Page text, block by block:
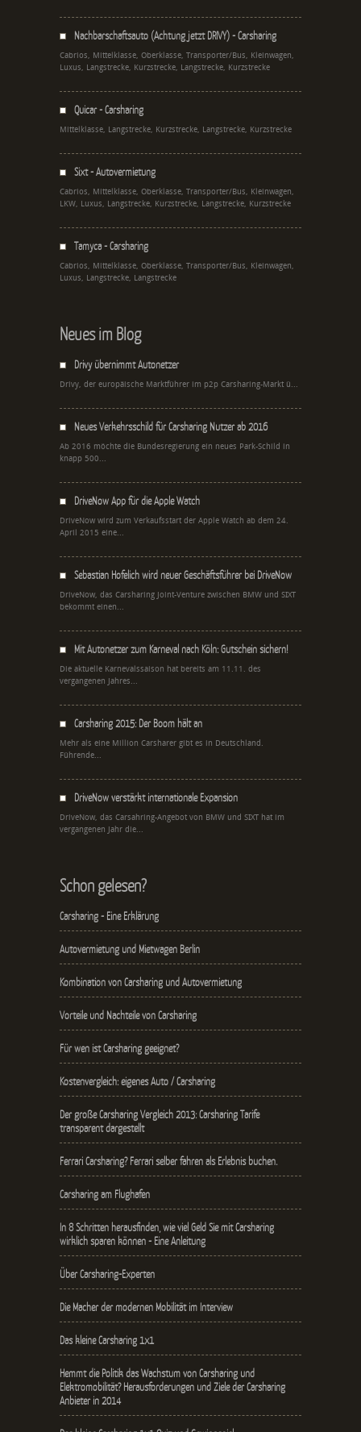
Nachbarschaftsauto (Achtung jetzt DRIVY) - Carsharing
Cabrios, Mittelklasse, Oberklasse, Transporter/Bus, Kleinwagen,
Luxus, Langstrecke, Kurzstrecke, Langstrecke, Kurzstrecke
Quicar - Carsharing
Mittelklasse, Langstrecke, Kurzstrecke, Langstrecke, Kurzstrecke
Sixt - Autovermietung
Cabrios, Mittelklasse, Oberklasse, Transporter/Bus, Kleinwagen,
LKW, Luxus, Langstrecke, Kurzstrecke, Langstrecke, Kurzstrecke
Tamyca - Carsharing
Cabrios, Mittelklasse, Oberklasse, Transporter/Bus, Kleinwagen,
Luxus, Langstrecke, Langstrecke
Neues im Blog
Drivy übernimmt Autonetzer
Drivy, der europäische Marktführer im p2p Carsharing-Markt ü...
Neues Verkehrsschild für Carsharing Nutzer ab 2016
Ab 2016 möchte die Bundesregierung ein neues Park-Schild in
knapp 500...
DriveNow App für die Apple Watch
DriveNow wird zum Verkaufsstart der Apple Watch ab dem 24.
April 2015 eine...
Sebastian Hofelich wird neuer Geschäftsführer bei DriveNow
DriveNow, das Carsharing Joint-Venture zwischen BMW und SIXT
bekommt einen...
Mit Autonetzer zum Karneval nach Köln: Gutschein sichern!
Die aktuelle Karnevalssaison hat bereits am 11.11. des
vergangenen Jahres...
Carsharing 2015: Der Boom hält an
Mehr als eine Million Carsharer gibt es in Deutschland.
Führende...
DriveNow verstärkt internationale Expansion
DriveNow, das Carsahring-Angebot von BMW und SIXT hat im
vergangenen Jahr die...
Schon gelesen?
Carsharing - Eine Erklärung
Autovermietung und Mietwagen Berlin
Kombination von Carsharing und Autovermietung
Vorteile und Nachteile von Carsharing
Für wen ist Carsharing geeignet?
Kostenvergleich: eigenes Auto / Carsharing
Der große Carsharing Vergleich 2013: Carsharing Tarife
transparent dargestellt
Ferrari Carsharing? Ferrari selber fahren als Erlebnis buchen.
Carsharing am Flughafen
In 8 Schritten herausfinden, wie viel Geld Sie mit Carsharing
wirklich sparen können - Eine Anleitung
Über Carsharing-Experten
Die Macher der modernen Mobilität im Interview
Das kleine Carsharing 1x1
Hemmt die Politik das Wachstum von Carsharing und
Elektromobilität? Herausforderungen und Ziele der Carsharing
Anbieter in 2014